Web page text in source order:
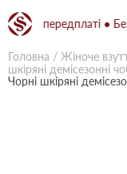
передплаті ●
Головна / Жіноче
шкіряні демісезонні
Чорні шкіряні